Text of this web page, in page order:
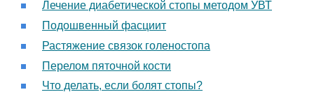
Лечение диабетической стопы методом УВТ
Подошвенный фасциит
Растяжение связок голеностопа
Перелом пяточной кости
Что делать, если болят стопы?